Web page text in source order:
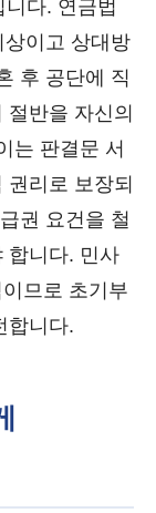
다. 연금법
이고 상대방
후 공단에 직
반을 자신의
는 판결문 서
리로 보장되
권 요건을 철
합니다. 민사
므로 초기부
합니다.